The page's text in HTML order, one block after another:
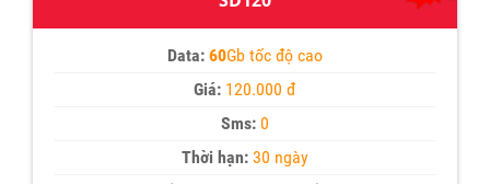
Data:60Gb tốc độ cao
Giá: 120.000 đ
Sms: 0
Thời hạn:30 ngày